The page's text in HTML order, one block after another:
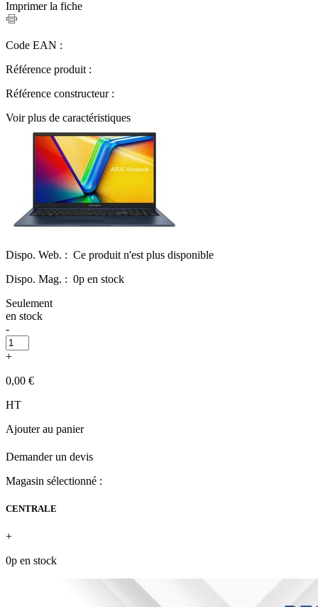
Imprimer la fiche
Code EAN :
Référence produit :
Référence constructeur :
Voir plus de caractéristiques
Dispo. Web. : Ce produit n'est plus disponible
Dispo. Mag. : 0p en stock
Seulement
en stock
-
+
0,00 €
HT
Ajouter au panier
Demander un devis
Magasin sélectionné :
CENTRALE
+
0p en stock